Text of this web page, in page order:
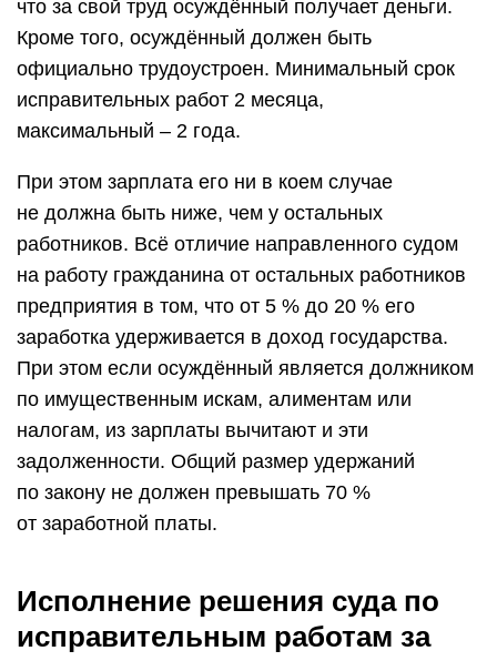
что за свой труд осуждённый получает деньги.
Кроме того, осуждённый должен быть
официально трудо­устроен. Минимальный срок
исправительных работ 2 месяца,
максимальный – 2 года.
При этом зарплата его ни в коем случае
не должна быть ниже, чем у остальных
работников. Всё отличие направленного судом
на работу гражданина от остальных работников
предприятия в том, что от 5 % до 20 % его
заработка удерживается в доход государства.
При этом если осуждённый является должником
по имущественным искам, алиментам или
налогам, из зарплаты вычитают и эти
задолженности. Общий размер удержаний
по закону не должен превышать 70 %
от заработной платы.
Исполнение решения суда по
исправительным работам за